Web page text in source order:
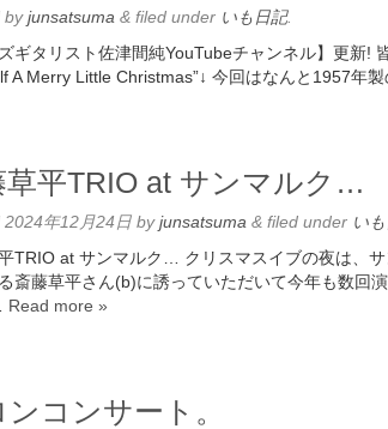
byjunsatsuma & filed under いも日記.
ズギタリスト佐津間純YouTubeチャンネル】更新
A Merry Little Christmas”↓ 今回はなんと1957年
草平TRIO at サンマルク…
2024年12月24日 byjunsatsuma & filed under い
TRIO at サンマルク… クリスマスイブの夜は、
斎藤草平さん(b)に誘っていただいて今年も数回
Read more »
コンサート。